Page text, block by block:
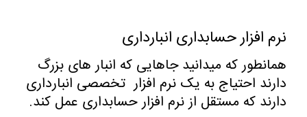
نرم افزار حسابداری انبارداری
همانطور که میدانید جاهایی که انبار های بزرگ
دارند احتیاج به یک نرم افزار تخصصی انبارداری
دارند که مستقل از نرم افزار حسابداری عمل کند.